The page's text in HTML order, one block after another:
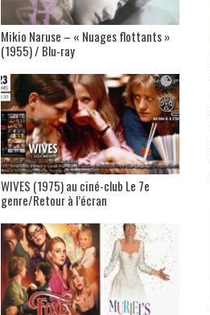
Mikio Naruse – « Nuages flottants »
(1955) / Blu-ray
WIVES (1975) au ciné-club Le 7e
genre/Retour à l’écran